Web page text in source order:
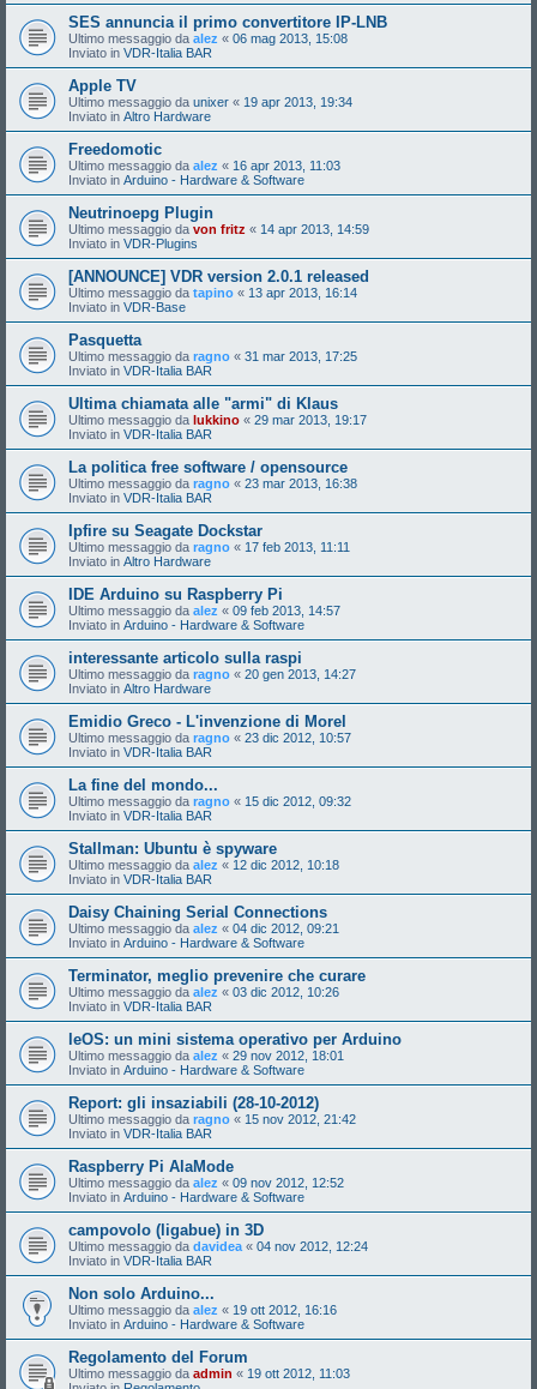
SES annuncia il primo convertitore IP-LNB
Ultimo messaggio da alez « 06 mag 2013, 15:08
Inviato in VDR-Italia BAR
Apple TV
Ultimo messaggio da unixer « 19 apr 2013, 19:34
Inviato in Altro Hardware
Freedomotic
Ultimo messaggio da alez « 16 apr 2013, 11:03
Inviato in Arduino - Hardware & Software
Neutrinoepg Plugin
Ultimo messaggio da von fritz « 14 apr 2013, 14:59
Inviato in VDR-Plugins
[ANNOUNCE] VDR version 2.0.1 released
Ultimo messaggio da tapino « 13 apr 2013, 16:14
Inviato in VDR-Base
Pasquetta
Ultimo messaggio da ragno « 31 mar 2013, 17:25
Inviato in VDR-Italia BAR
Ultima chiamata alle "armi" di Klaus
Ultimo messaggio da lukkino « 29 mar 2013, 19:17
Inviato in VDR-Italia BAR
La politica free software / opensource
Ultimo messaggio da ragno « 23 mar 2013, 16:38
Inviato in VDR-Italia BAR
Ipfire su Seagate Dockstar
Ultimo messaggio da ragno « 17 feb 2013, 11:11
Inviato in Altro Hardware
IDE Arduino su Raspberry Pi
Ultimo messaggio da alez « 09 feb 2013, 14:57
Inviato in Arduino - Hardware & Software
interessante articolo sulla raspi
Ultimo messaggio da ragno « 20 gen 2013, 14:27
Inviato in Altro Hardware
Emidio Greco - L'invenzione di Morel
Ultimo messaggio da ragno « 23 dic 2012, 10:57
Inviato in VDR-Italia BAR
La fine del mondo...
Ultimo messaggio da ragno « 15 dic 2012, 09:32
Inviato in VDR-Italia BAR
Stallman: Ubuntu è spyware
Ultimo messaggio da alez « 12 dic 2012, 10:18
Inviato in VDR-Italia BAR
Daisy Chaining Serial Connections
Ultimo messaggio da alez « 04 dic 2012, 09:21
Inviato in Arduino - Hardware & Software
Terminator, meglio prevenire che curare
Ultimo messaggio da alez « 03 dic 2012, 10:26
Inviato in VDR-Italia BAR
leOS: un mini sistema operativo per Arduino
Ultimo messaggio da alez « 29 nov 2012, 18:01
Inviato in Arduino - Hardware & Software
Report: gli insaziabili (28-10-2012)
Ultimo messaggio da ragno « 15 nov 2012, 21:42
Inviato in VDR-Italia BAR
Raspberry Pi AlaMode
Ultimo messaggio da alez « 09 nov 2012, 12:52
Inviato in Arduino - Hardware & Software
campovolo (ligabue) in 3D
Ultimo messaggio da davidea « 04 nov 2012, 12:24
Inviato in VDR-Italia BAR
Non solo Arduino...
Ultimo messaggio da alez « 19 ott 2012, 16:16
Inviato in Arduino - Hardware & Software
Regolamento del Forum
Ultimo messaggio da admin « 19 ott 2012, 11:03